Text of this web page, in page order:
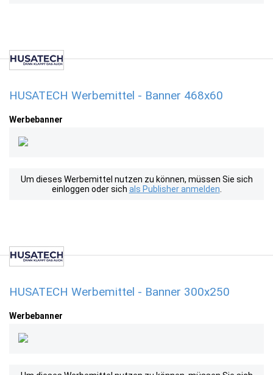
HUSATECH Werbemittel - Banner 468x60
Werbebanner
Um dieses Werbemittel nutzen zu können, müssen Sie sich
einloggen oder sich als Publisher anmelden
HUSATECH Werbemittel - Banner 300x250
Werbebanner